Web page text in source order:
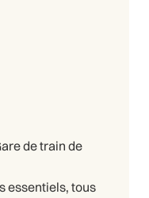
de train de
essentiels, tous